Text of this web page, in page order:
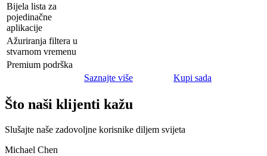
Bijela lista za
pojedinačne
aplikacije
Ažuriranja filtera u
stvarnom vremenu
Premium podrška
Saznajte više
Kupi sada
Što naši klijenti kažu
Slušajte naše zadovoljne korisnike diljem svijeta
Michael Chen